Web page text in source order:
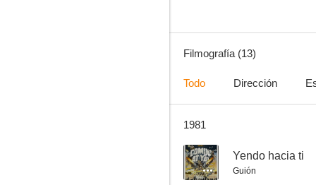
Filmografía (13)
Todo Dirección
1981
-- Yendo hacia ti
Guión